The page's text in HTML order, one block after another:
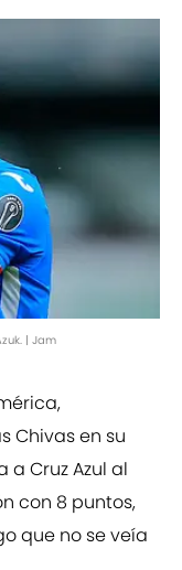
| Jam
Chivas en su
Cruz Azul al
con 8 puntos,
que no se veía